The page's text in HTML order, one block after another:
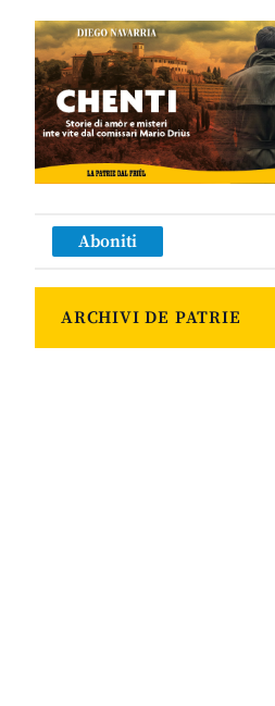
Aboniti
ARCHIVI DE PATRIE